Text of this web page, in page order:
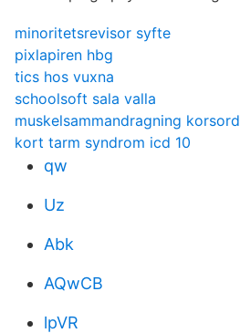
minoritetsrevisor syfte
pixlapiren hbg
tics hos vuxna
schoolsoft sala valla
muskelsammandragning korsord
kort tarm syndrom icd 10
qw
Uz
Abk
AQwCB
lpVR